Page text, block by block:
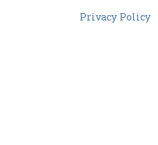
Privacy Policy